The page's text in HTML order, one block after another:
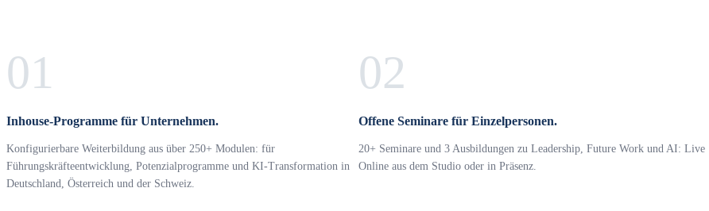
01
Inhouse-Programme für Unternehmen.
Konfigurierbare Weiterbildung aus über 250+ Modulen: für
Führungskräfteentwicklung, Potenzialprogramme und KI-Transformation in
Deutschland, Österreich und der Schweiz.
02
Offene Seminare für Einzelpersonen.
20+ Seminare und 3 Ausbildungen zu Leadership, Future Work und AI: Live
Online aus dem Studio oder in Präsenz.